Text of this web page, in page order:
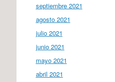
septiembre 2021
agosto 2021
julio 2021
junio 2021
mayo 2021
abril 2021